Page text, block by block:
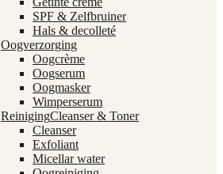
SPF & Zelfbruiner
Hals & decolleté
Oogverzorging
Oogcrème
Oogserum
Oogmasker
Wimperserum
ReinigingCleanser & Toner
Cleanser
Exfoliant
Micellar water